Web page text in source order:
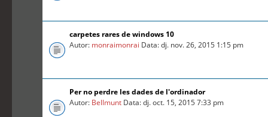
carpetes rares de windows 10
Autor: monraimonrai Data: dj. nov. 26, 2015 1:15 pm
Per no perdre les dades de l'ordinador
Autor: Bellmunt Data: dj. oct. 15, 2015 7:33 pm